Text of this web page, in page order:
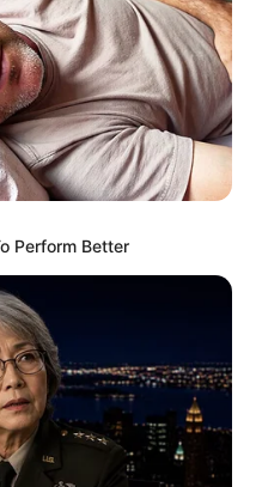
Perform Better